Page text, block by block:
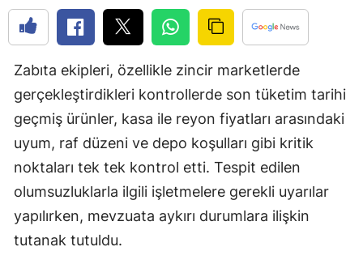
Bilecik
Bingöl
Bitlis
Bolu
Burdur
Bursa
Zabıta ekipleri, özellikle zincir marketlerde
gerçekleştirdikleri kontrollerde son tüketim tarihi
geçmiş ürünler, kasa ile reyon fiyatları arasındaki
uyum, raf düzeni ve depo koşulları gibi kritik
noktaları tek tek kontrol etti. Tespit edilen
olumsuzluklarla ilgili işletmelere gerekli uyarılar
yapılırken, mevzuata aykırı durumlara ilişkin
tutanak tutuldu.